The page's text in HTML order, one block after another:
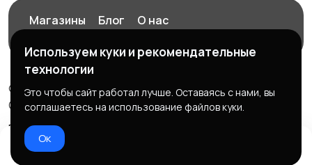
Магазины Блог
О нас
© 2026 ExZz.ru - Маркетплейс Экспресс Заказ
ООО "ЭКЗЗ", ОГРН: 888333777444
Правила сервиса
Используем куки и рекомендательные
технологии
Это чтобы сайт работал лучше. Оставаясь с нами, вы
соглашаетесь на использование файлов куки.
Ок